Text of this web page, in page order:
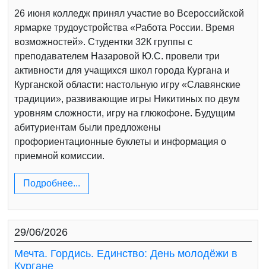
26 июня колледж принял участие во Всероссийской
ярмарке трудоустройства «Работа России. Время
возможностей». Студентки 32К группы с
преподавателем Назаровой Ю.С. провели три
активности для учащихся школ города Кургана и
Курганской области: настольную игру «Славянские
традиции», развивающие игры Никитиных по двум
уровням сложности, игру на глюкофоне. Будущим
абитуриентам были предложены
профориентационные буклеты и информация о
приемной комиссии.
Подробнее...
29/06/2026
Мечта. Гордись. Единство: День молодёжи в
Кургане